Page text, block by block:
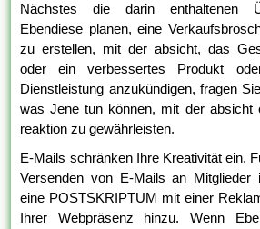
Nächstes die darin enthaltenen
Ebendiese planen, eine
zu erstellen, mit der absicht, das
oder ein verbessertes Produkt
Dienstleistung anzukündigen, fragen
was Jene tun können, mit der absicht
reaktion zu gewährleisten.
E-Mails schränken Ihre Kreativität ein.
Versenden von E-Mails an
eine POSTSKRIPTUM mit einer
Ihrer Webpräsenz hinzu. Wenn